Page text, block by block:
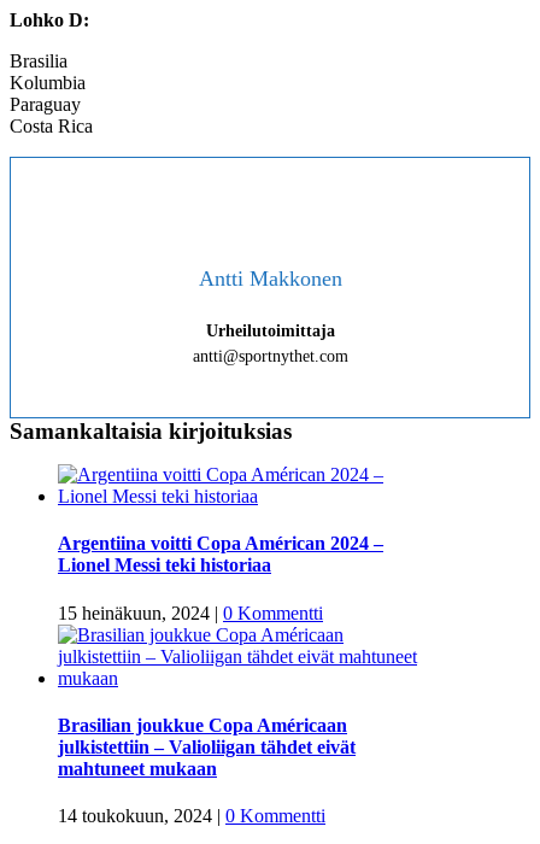
Lohko D:
Brasilia
Kolumbia
Paraguay
Costa Rica
Antti Makkonen
Urheilutoimittaja
antti@sportnythet.com
Samankaltaisia kirjoituksias
Argentiina voitti Copa Américan 2024 –
Lionel Messi teki historiaa
15 heinäkuun, 2024 | 0 Kommentti
Brasilian joukkue Copa Américaan
julkistettiin – Valioliigan tähdet eivät
mahtuneet mukaan
14 toukokuun, 2024 | 0 Kommentti